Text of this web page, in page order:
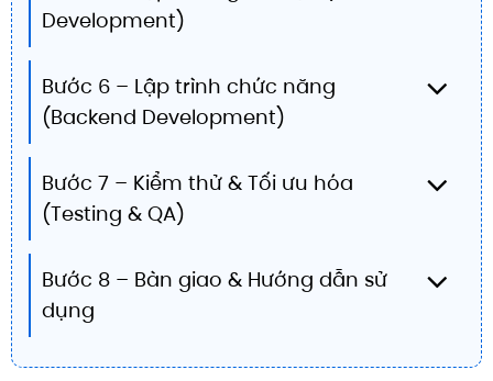
Development)
Bước 6 – Lập trình chức năng
(Backend Development)
Bước 7 – Kiểm thử & Tối ưu hóa
(Testing & QA)
Bước 8 – Bàn giao & Hướng dẫn sử
dụng